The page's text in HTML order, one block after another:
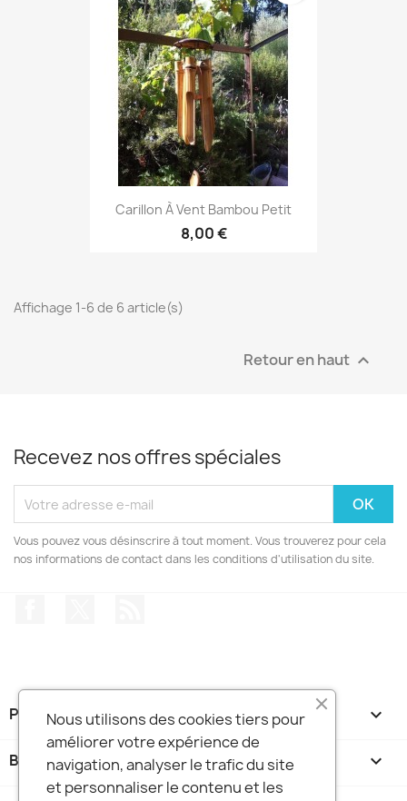
Carillon À Vent Bambou Petit
8,00 €
Affichage 1-6 de 6 article(s)
Retour en haut 
Recevez nos offres spéciales
Vous pouvez vous désinscrire à tout moment. Vous trouverez pour cela
nos informations de contact dans les conditions d'utilisation du site.
PRODUITS 
BOUTIQUE FRANCE DIDGERIDOO 
Nous utilisons des cookies tiers pour
améliorer votre expérience de
navigation, analyser le trafic du site
et personnaliser le contenu et les